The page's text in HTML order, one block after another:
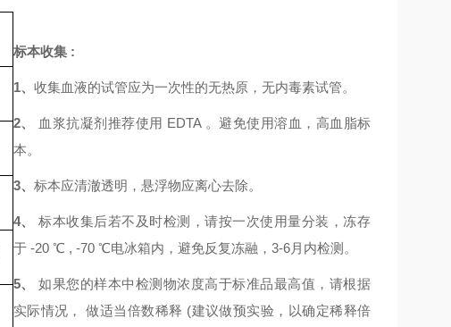
标本收集 :
1、 收集血液的试管应为一次性的无热原，无内毒素试管。
2、 血浆抗凝剂推荐使用 EDTA 。避免使用溶血，高血脂标
本。
3、 标本应清澈透明，悬浮物应离心去除。
4、
标本收集后若不及时检测，请按一次使用量分装，冻存
于 -20 ℃ , -70 ℃电冰箱内，避免反复冻融，3-6月内检测。
5、
如果您的样本中检测物浓度高于标准品最高值，请根据
实际情况，
做适当倍数稀释 (建议做预实验，以确定稀释倍